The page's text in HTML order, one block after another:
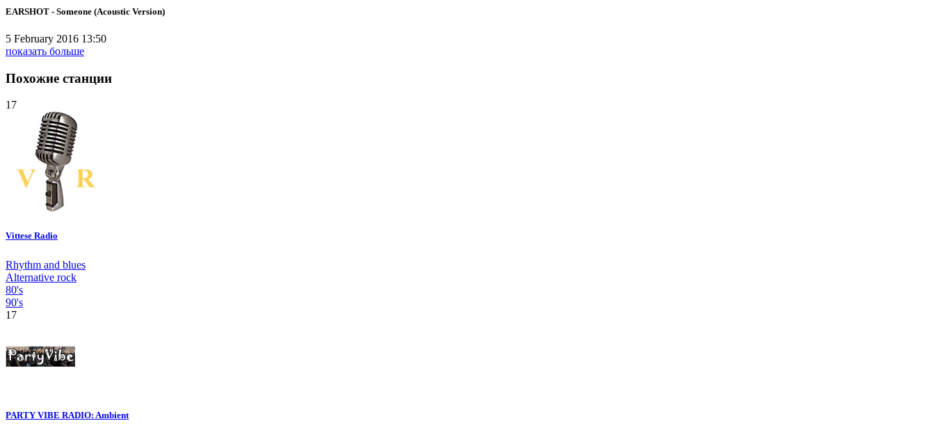
EARSHOT - Someone (Acoustic Version)
5 February 2016 13:50
показать больше
Похожие станции
17
Vittese Radio
Rhythm and blues
Alternative rock
80's
90's
17
PARTY VIBE RADIO: Ambient